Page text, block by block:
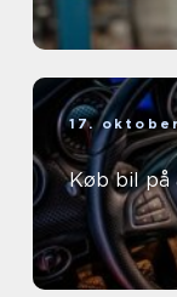
17.
Køb bil på